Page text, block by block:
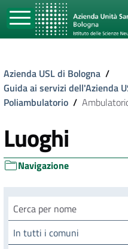
Azienda USL di Bologna /
Guida ai servizi dell'Azienda
Poliambulatorio /
Luoghi
Navigazione
Cerca luogo
In tutti i comuni